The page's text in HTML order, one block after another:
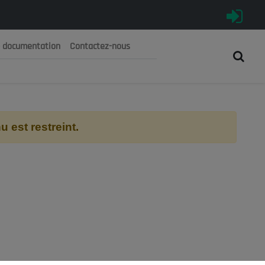
الجزائرية الديمقراطية الشعبية
documentation Contactez-nous
est restreint.